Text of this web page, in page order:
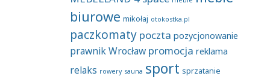
biurowe mikołaj otokostka.pl
paczkomaty poczta pozycjonowanie
prawnik Wrocław promocja reklama
relaks rowery sauna sport sprzatanie